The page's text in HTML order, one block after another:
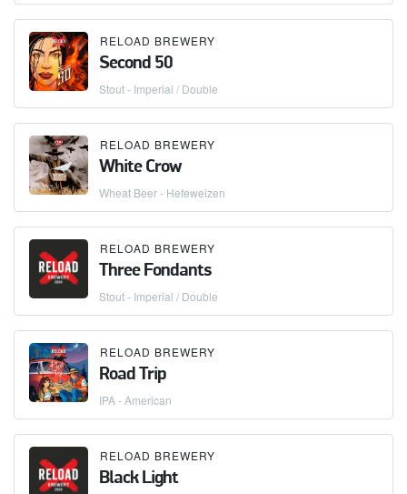
RELOAD BREWERY
Second 50
Stout - Imperial / Double
RELOAD BREWERY
White Crow
Wheat Beer - Hefeweizen
RELOAD BREWERY
Three Fondants
Stout - Imperial / Double
RELOAD BREWERY
Road Trip
IPA - American
RELOAD BREWERY
Black Light